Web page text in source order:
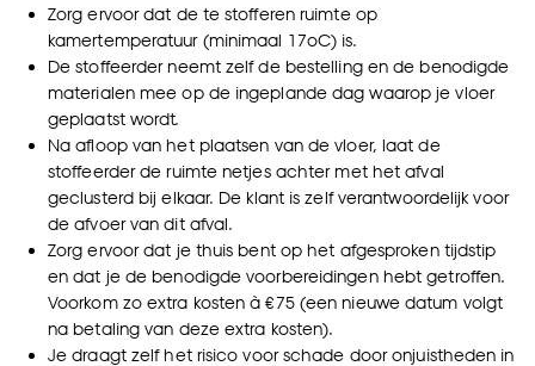
Zorg ervoor dat de te stofferen ruimte op
kamertemperatuur (minimaal 17oC) is.
De stoffeerder neemt zelf de bestelling en de benodigde
materialen mee op de ingeplande dag waarop je vloer
geplaatst wordt.
Na afloop van het plaatsen van de vloer, laat de
stoffeerder de ruimte netjes achter met het afval
geclusterd bij elkaar. De klant is zelf verantwoordelijk voor
de afvoer van dit afval.
Zorg ervoor dat je thuis bent op het afgesproken tijdstip
en dat je de benodigde voorbereidingen hebt getroffen.
Voorkom zo extra kosten à €75 (een nieuwe datum volgt
na betaling van deze extra kosten).
Je draagt zelf het risico voor schade door onjuistheden in